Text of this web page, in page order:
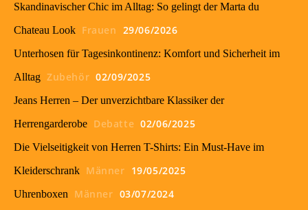
Skandinavischer Chic im Alltag: So gelingt der Marta du
Chateau Look Frauen 29/06/2026
Unterhosen für Tagesinkontinenz: Komfort und Sicherheit im
Alltag Zubehör 02/09/2025
Jeans Herren – Der unverzichtbare Klassiker der
Herrengarderobe Debatte 02/06/2025
Die Vielseitigkeit von Herren T-Shirts: Ein Must-Have im
Kleiderschrank Männer 19/05/2025
Uhrenboxen Männer 03/07/2024